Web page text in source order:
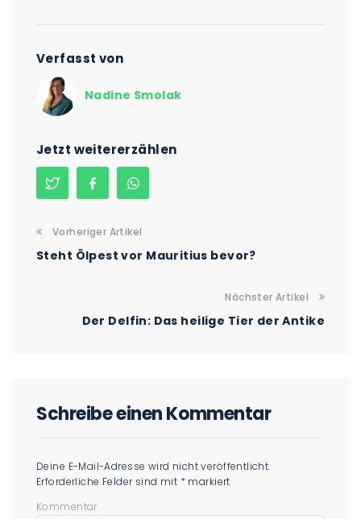
Verfasst von
Nadine Smolak
Jetzt weitererzählen
Vorheriger Artikel
Steht Ölpest vor Mauritius bevor?
Nächster Artikel
Der Delfin: Das heilige Tier der Antike
Schreibe einen Kommentar
Deine E-Mail-Adresse wird nicht veröffentlicht.
Erforderliche Felder sind mit * markiert
Kommentar